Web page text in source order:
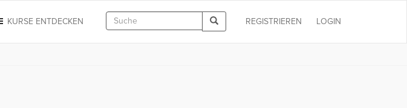
LOGIN
REGISTRIEREN
KURSE ENTDECKEN